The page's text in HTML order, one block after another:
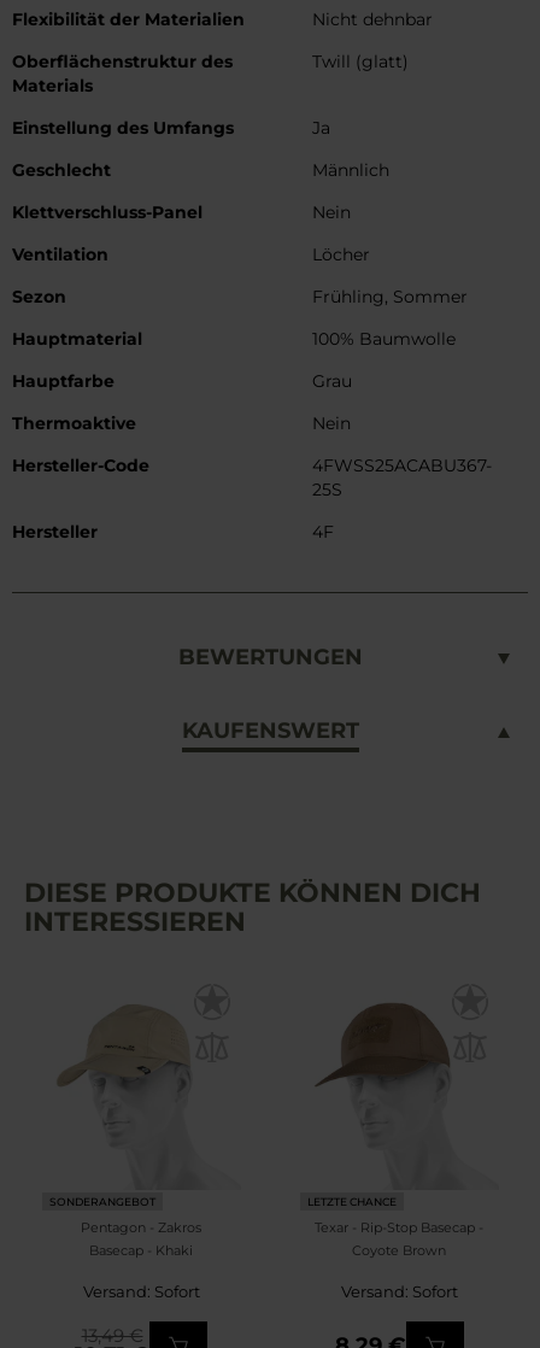
Flexibilität der Materialien
Nicht dehnbar
Oberflächenstruktur des
Materials
Twill (glatt)
Einstellung des Umfangs
Ja
Geschlecht
Männlich
Klettverschluss-Panel
Nein
Ventilation
Löcher
Sezon
Frühling, Sommer
Hauptmaterial
100% Baumwolle
Hauptfarbe
Grau
Thermoaktive
Nein
Hersteller-Code
4FWSS25ACABU367-
25S
Hersteller
4F
BEWERTUNGEN
KAUFENSWERT
DIESE PRODUKTE KÖNNEN DICH
INTERESSIEREN
SONDERANGEBOT
Pentagon - Zakros
Basecap - Khaki
Versand: Sofort
13,49 €
LETZTE CHANCE
Texar - Rip-Stop Basecap -
Coyote Brown
Versand: Sofort